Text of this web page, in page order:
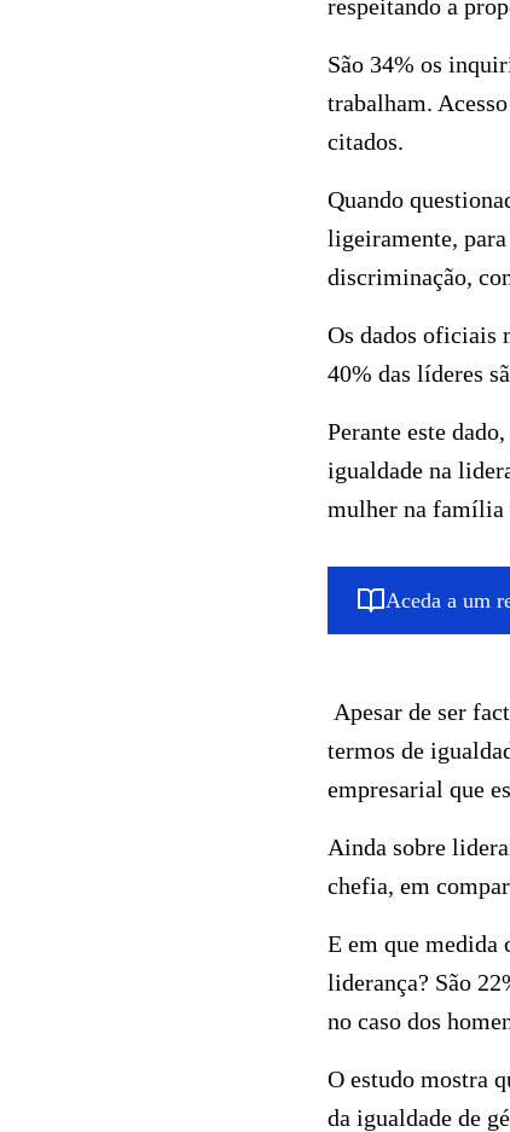
respeitando a
São 34% os
trabalham.
citados.
Quando
ligeiramente,
discriminação,
Os dados oficiais
40% das líderes
Perante este
igualdade na
mulher na família
Aceda a um
Apesar de ser
termos de
empresarial que
Ainda sobre
chefia, em
E em que medida
liderança? São
no caso dos
O estudo mostra
da igualdade de